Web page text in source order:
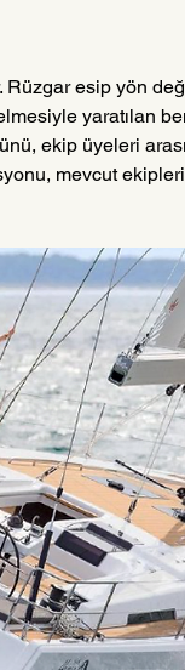
Rüzgar esip yön
yaratılan
ekip üyeleri
mevcut